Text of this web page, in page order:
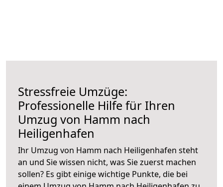
Stressfreie Umzüge:
Professionelle Hilfe für Ihren
Umzug von Hamm nach
Heiligenhafen
Ihr Umzug von Hamm nach Heiligenhafen steht
an und Sie wissen nicht, was Sie zuerst machen
sollen? Es gibt einige wichtige Punkte, die bei